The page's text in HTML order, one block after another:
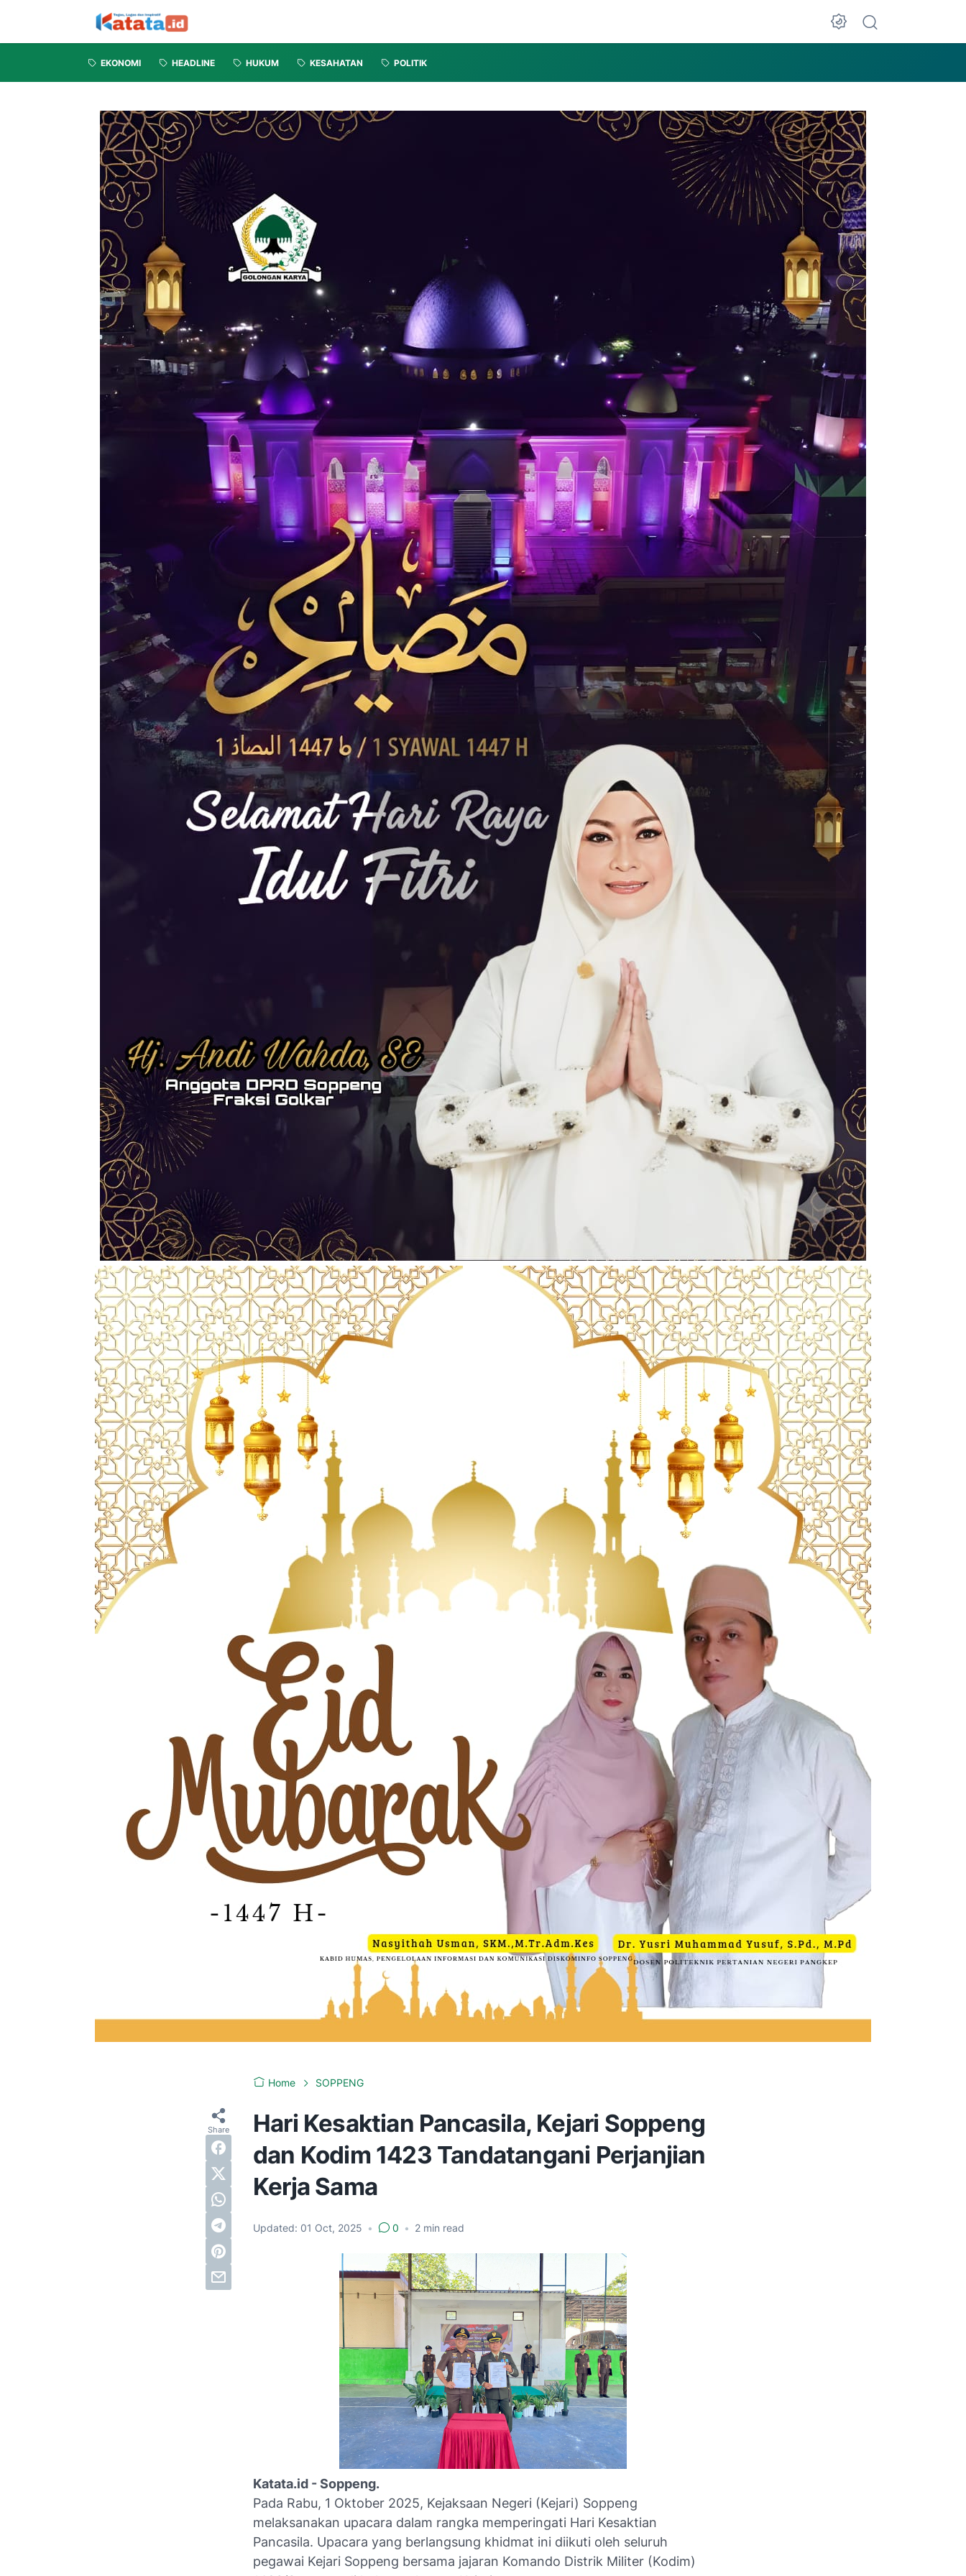
EKONOMI HEADLINE HUKUM KESAHATAN POLITIK
Home SOPPENG
Hari Kesaktian Pancasila, Kejari Soppeng
dan Kodim 1423 Tandatangani Perjanjian
Kerja Sama
Updated: 01 Oct, 2025 • 0 • 2 min read
Katata.id - Soppeng.
Pada Rabu, 1 Oktober 2025, Kejaksaan Negeri (Kejari) Soppeng
melaksanakan upacara dalam rangka memperingati Hari Kesaktian
Pancasila. Upacara yang berlangsung khidmat ini diikuti oleh seluruh
pegawai Kejari Soppeng bersama jajaran Komando Distrik Militer (Kodim)